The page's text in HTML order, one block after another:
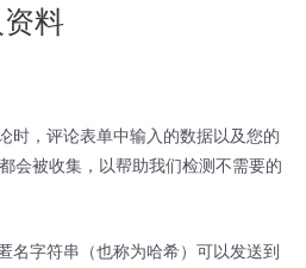
料
时，评论表单中输入的数据以及您的
会被收集，以帮助我们检测不需要的
名字符串（也称为哈希）可以发送到